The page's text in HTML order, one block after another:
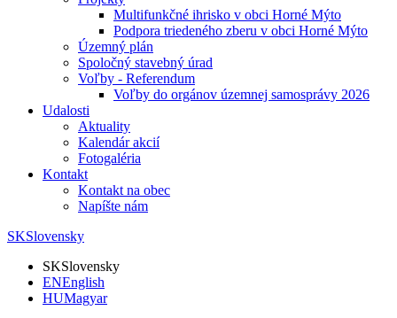
Multifunkčné ihrisko v obci Horné Mýto
Podpora triedeného zberu v obci Horné Mýto
Územný plán
Spoločný stavebný úrad
Voľby - Referendum
Voľby do orgánov územnej samosprávy 2026
Udalosti
Aktuality
Kalendár akcií
Fotogaléria
Kontakt
Kontakt na obec
Napíšte nám
SKSlovensky
SKSlovensky
ENEnglish
HUMagyar